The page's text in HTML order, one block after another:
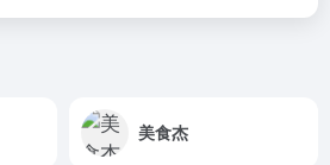
美食杰